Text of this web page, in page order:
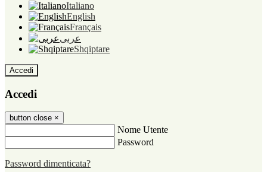
Italiano
English
Français
عربى
Shqiptare
Accedi
Accedi
button close ×
Nome Utente
Password
Password dimenticata?